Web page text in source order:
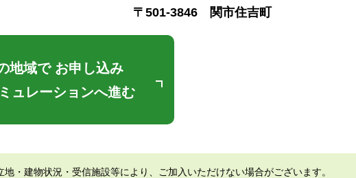
〒501-3846 関市住吉町
地域で お申し込み
ュレーションへ進む
・建物状況・受信施設等により、ご加入いただけない場合がございます。